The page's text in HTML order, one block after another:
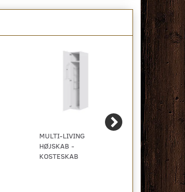
MULTI-LIVING
HØJSKAB -
KOSTESKAB
MULTI-
HØJSKAB -
MED